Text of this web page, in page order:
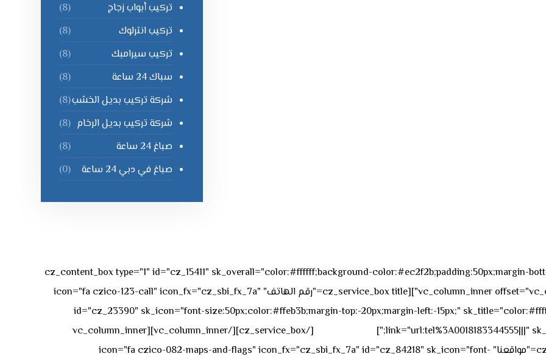
تركيب أبواب زجاج
(8)
تركيب انترلوك
(8)
تركيب سيرامبك
(8)
سباك 24 ساعة
(8)
شركة تركيب بديل الخشب(8)
شركة تركيب بديل الرخام (8)
صباغ 24 ساعة
(8)
صباغ في دبي 24 ساعة
(0)
[vc_row][vc_column][cz_content_box type="1" id="cz_15411" sk_overall="color:#ffffff;background-
50px rgba(236,47,43,0.3);"][vc_row_inner][vc_column_inner offset="vc_col-md-4"][cz_service_box title="رقم الهاتف" icon="fa czico-123-call" icon_fx="cz_sbi_fx_7a"
id="cz_23390" sk_icon="font-size:50px;color:#ffeb3b;margin-top:-20px;margin-left:-15px;"
link="url:tel%3A0018183344555|||"
[/cz_service_box][/vc_column_inner][vc_column_inner
offset="vc_col-md-4"][cz_service_box title="مواقعنا" icon="fa czico-082-maps-and-flags" icon_fx="cz_sbi_fx_7a" id="cz_84218" sk_icon="font-